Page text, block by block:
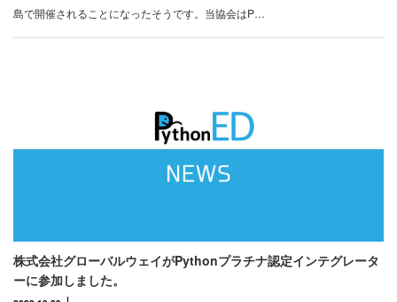
島で開催されることになったそうです。当協会はP…
株式会社グローバルウェイがPythonプラチナ認定インテグレータ
ーに参加しました。